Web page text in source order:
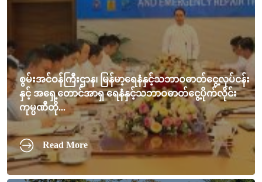
စွမ်းအင်ဝန်ကြီးဌာန၊ မြန်မာ့ရေနံနှင့်သဘာဝဓာတ်ငွေ့လုပ်ငန်း
နှင့် အရှေ့တောင်အာရှ ရေနံနှင့်သဘာဝဓာတ်ငွေ့ပိုက်လိုင်း
ကုမ္ပဏီတို...
Read More